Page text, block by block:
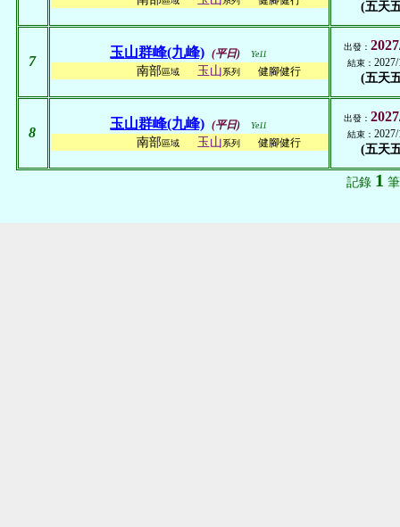
(五天
7
玉山群峰(九峰) (平日) Ye11
南部區域 玉山系列 健腳健行
出發：
結束：
(五天
8
玉山群峰(九峰) (平日) Ye11
南部區域 玉山系列 健腳健行
出發：
結束：
(五天
記錄 1